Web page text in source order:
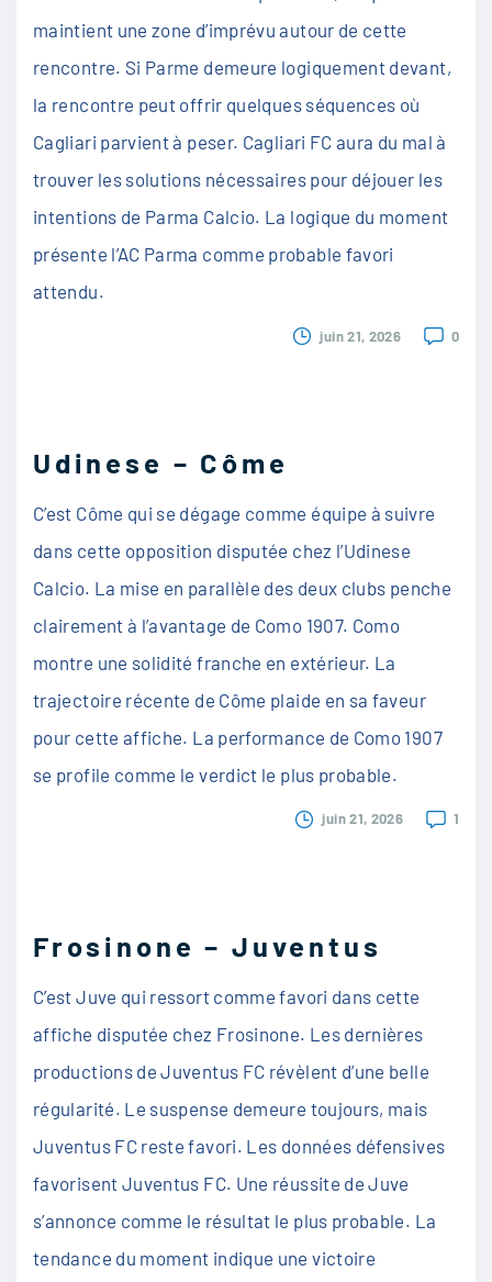
maintient une zone d’imprévu autour de cette
rencontre. Si Parme demeure logiquement devant,
la rencontre peut offrir quelques séquences où
Cagliari parvient à peser. Cagliari FC aura du mal à
trouver les solutions nécessaires pour déjouer les
intentions de Parma Calcio. La logique du moment
présente l’AC Parma comme probable favori
attendu.
0
juin 21, 2026
Udinese – Côme
C’est Côme qui se dégage comme équipe à suivre
dans cette opposition disputée chez l’Udinese
Calcio. La mise en parallèle des deux clubs penche
clairement à l’avantage de Como 1907. Como
montre une solidité franche en extérieur. La
trajectoire récente de Côme plaide en sa faveur
pour cette affiche. La performance de Como 1907
se profile comme le verdict le plus probable.
1
juin 21, 2026
Frosinone – Juventus
C’est Juve qui ressort comme favori dans cette
affiche disputée chez Frosinone. Les dernières
productions de Juventus FC révèlent d’une belle
régularité. Le suspense demeure toujours, mais
Juventus FC reste favori. Les données défensives
favorisent Juventus FC. Une réussite de Juve
s’annonce comme le résultat le plus probable. La
tendance du moment indique une victoire